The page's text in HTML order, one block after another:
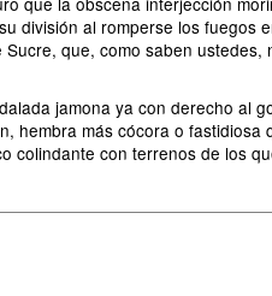
división al romperse los fuegos
que, como saben
jamona ya con derecho al
hembra más cócora o
colindante con terrenos de los